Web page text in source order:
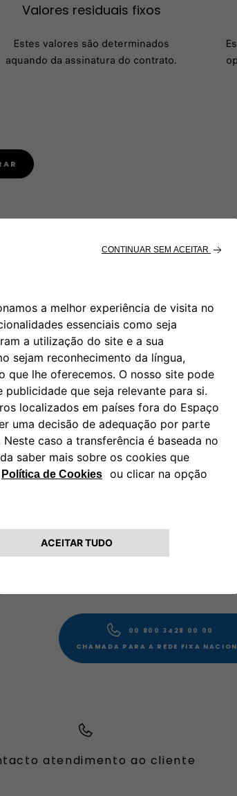
Valores residuais fixos
Estes valores são determinados
aquando da assinatura do contrato.
Especiais
as oportunidades atuais para o seu
nos modelos Fiat.
DESCOBRIR MAIS
00 800 3428 00 00​
CHAMADA PARA A REDE FIXA
atendimento ao cliente